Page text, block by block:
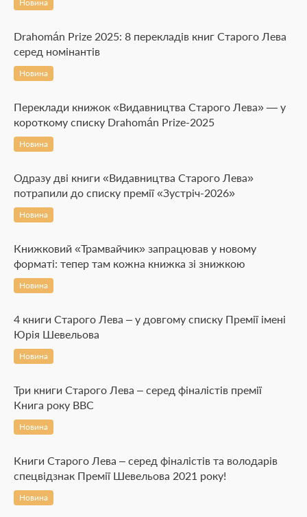
Новина
Drahomán Prize 2025: 8 перекладів книг Старого Лева
серед номінантів
Новина
Переклади книжок «Видавництва Старого Лева» — у
короткому списку Drahomán Prize-2025
Новина
Одразу дві книги «Видавництва Старого Лева»
потрапили до списку премії «Зустріч-2026»
Новина
Книжковий «Трамвайчик» запрацював у новому
форматі: тепер там кожна книжка зі знижкою
Новина
4 книги Старого Лева – у довгому списку Премії імені
Юрія Шевельова
Новина
Три книги Старого Лева – серед фіналістів премії
Книга року ВВС
Новина
Книги Старого Лева – серед фіналістів та володарів
спецвідзнак Премії Шевельова 2021 року!
Новина